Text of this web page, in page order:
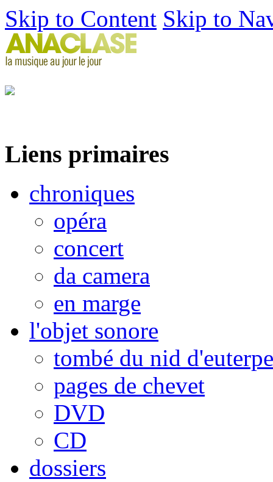
Skip to Content Skip to
Liens primaires
chroniques
opéra
concert
da camera
en marge
l'objet sonore
tombé du nid d'euterpe
pages de chevet
DVD
CD
dossiers